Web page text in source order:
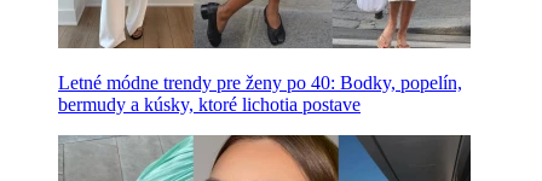
Letné módne trendy pre ženy po 40: Bodky, popelín,
bermudy a kúsky, ktoré lichotia postave